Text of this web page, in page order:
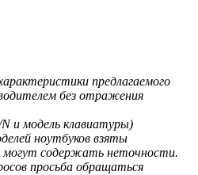
предлагаемого
без отражения
и модель клавиатуры)
ноутбуков взяты
содержать неточности.
просьба обращаться